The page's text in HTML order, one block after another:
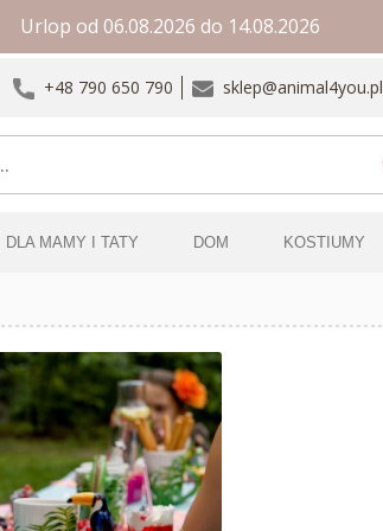
Urlop od 06.08.2026 do 14.08.2026
+48 790 650 790 sklep@animal4you.pl
DLA MAMY I TATY DOM KOSTIUMY